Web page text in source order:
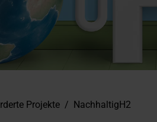
Projekte / NachhaltigH2